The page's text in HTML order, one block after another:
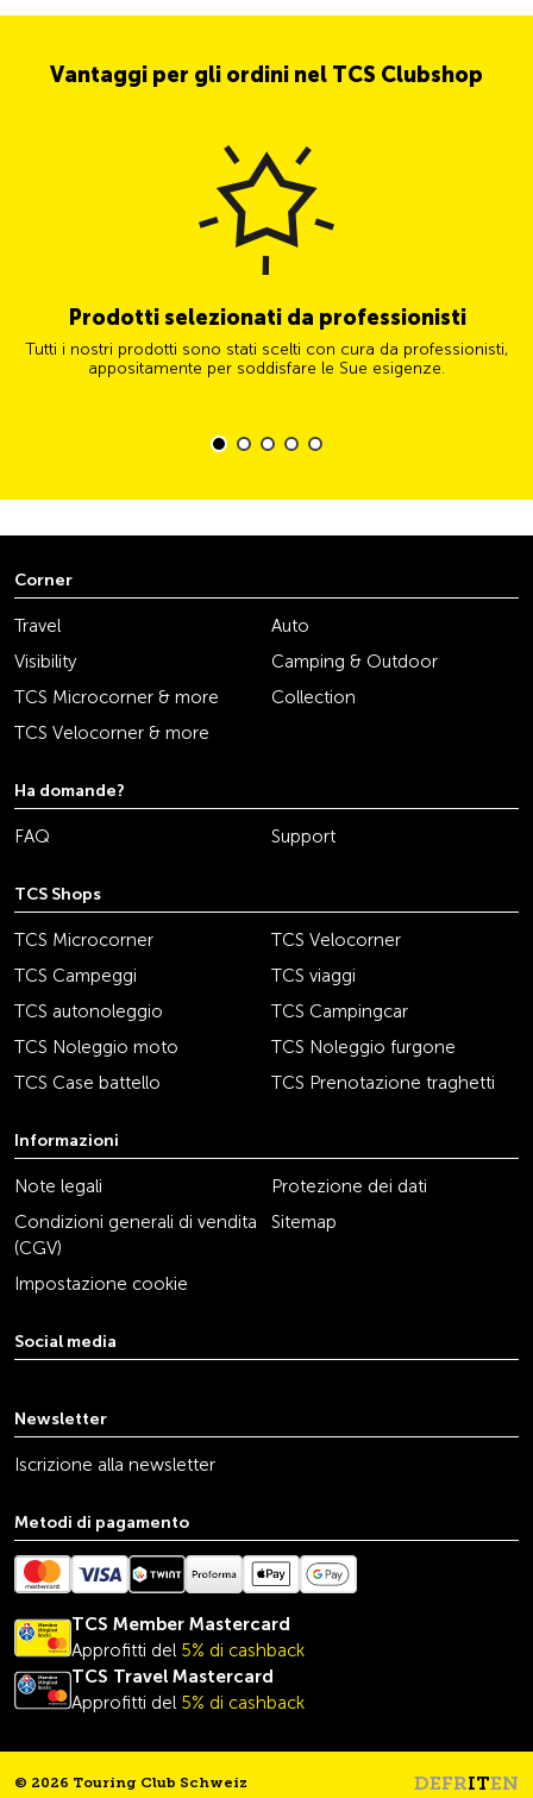
Vantaggi per gli ordini nel TCS Clubshop
Prodotti selezionati da professionisti
Tutti i nostri prodotti sono stati scelti con cura da professionisti,
appositamente per soddisfare le Sue esigenze.
Corner
Travel
Auto
Visibility
Camping & Outdoor
TCS Microcorner & more
Collection
TCS Velocorner & more
Ha domande?
FAQ Support
TCS Shops
TCS Microcorner
TCS Velocorner
TCS Campeggi
TCS viaggi
TCS autonoleggio
TCS Campingcar
TCS Noleggio moto
TCS Noleggio furgone
TCS Case battello
TCS Prenotazione traghetti
Informazioni
Note legali
Protezione dei dati
Condizioni generali di vendita
(CGV)
Sitemap
Impostazione cookie
Social media
Newsletter
Iscrizione alla newsletter
Metodi di pagamento
TCS Member Mastercard
Approfitti del 5% di cashback
TCS Travel Mastercard
Approfitti del 5% di cashback
© 2026 Touring Club Schweiz DEFRITEN